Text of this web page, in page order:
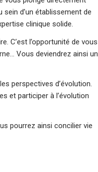
d’un établissement de
clinique solide.
C’est l’opportunité de vous
Vous deviendrez ainsi un
perspectives d’évolution.
et participer à l’évolution
pourrez ainsi concilier vie